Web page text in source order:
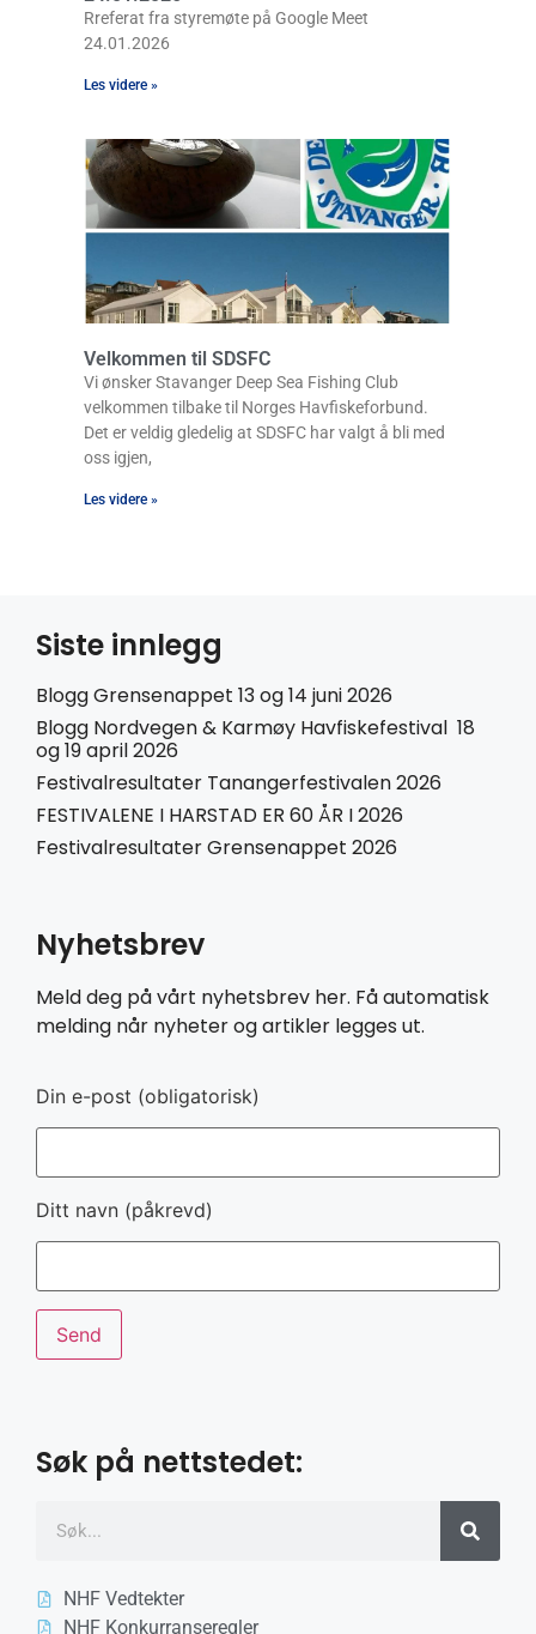
Rreferat fra styremøte på Google Meet
24.01.2026
Les videre »
Velkommen til SDSFC
Vi ønsker Stavanger Deep Sea Fishing Club
velkommen tilbake til Norges Havfiskeforbund.
Det er veldig gledelig at SDSFC har valgt å bli med
oss igjen,
Les videre »
Siste innlegg
Blogg Grensenappet 13 og 14 juni 2026
Blogg Nordvegen & Karmøy Havfiskefestival 18
og 19 april 2026
Festivalresultater Tanangerfestivalen 2026
FESTIVALENE I HARSTAD ER 60 ÅR I 2026
Festivalresultater Grensenappet 2026
Nyhetsbrev
Meld deg på vårt nyhetsbrev her. Få automatisk
melding når nyheter og artikler legges ut.
Din e-post (obligatorisk)
Ditt navn (påkrevd)
Søk på nettstedet:
NHF Vedtekter
NHF Konkurranseregler